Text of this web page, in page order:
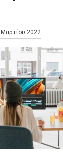
Μαρτίου 2022